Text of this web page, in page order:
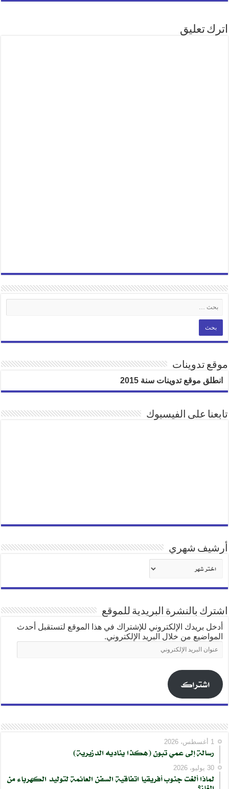
اترك تعليق
موقع تدوينات
انطلق موقع تدوينات سنة 2015
تابعنا على الفيسبوك
أرشيف شهري
شهري
اشترك بالنشرة البريدية للموقع
أدخل بريدك الإلكتروني للإشتراك في هذا الموقع لتستقبل أحدث
المواضيع من خلال البريد الإلكتروني.
عنوان
البريد
اشتراك
1 أغسطس، 2026
رسالة إلى عمي تبون (هكذا يناديه الدزيرية)
30 يوليو، 2026
لماذا ألغت جنوب أفريقيا اتفاقية السفن العائمة لتوليد الكهرباء من